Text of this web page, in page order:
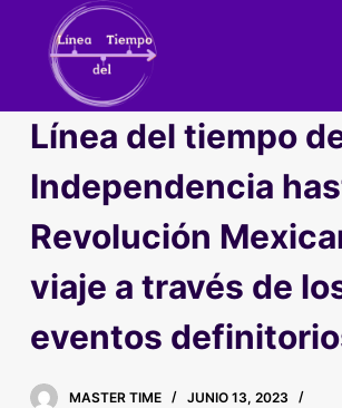
t
a
o
n
Línea del tiempo
Independencia
Revolución
viaje a través de
eventos
MASTER TIME
JUNIO 13, 2023